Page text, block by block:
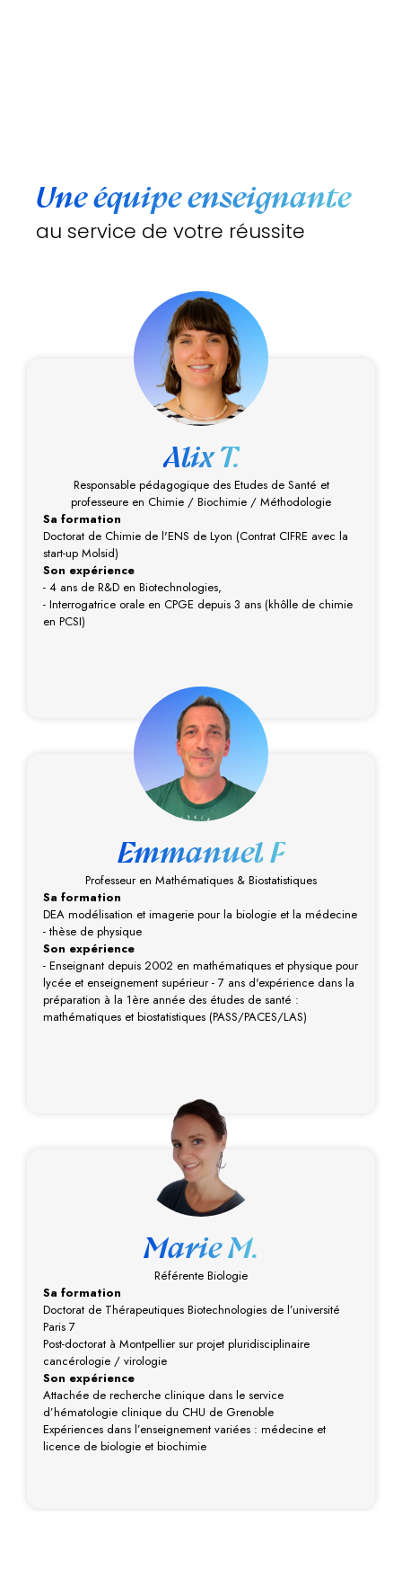
Une équipe enseignante
au service de votre réussite
Alix T.
Responsable pédagogique des Etudes de Santé et
professeure en Chimie / Biochimie / Méthodologie
Sa formation
Doctorat de Chimie de l'ENS de Lyon (Contrat CIFRE avec la
start-up Molsid)
Son expérience
- 4 ans de R&D en Biotechnologies,
- Interrogatrice orale en CPGE depuis 3 ans (khôlle de chimie
en PCSI)
Emmanuel F
Professeur en Mathématiques & Biostatistiques
Sa formation
DEA modélisation et imagerie pour la biologie et la médecine
- thèse de physique
Son expérience
- Enseignant depuis 2002 en mathématiques et physique pour
lycée et enseignement supérieur - 7 ans d'expérience dans la
préparation à la 1ère année des études de santé :
mathématiques et biostatistiques (PASS/PACES/LAS)
Marie M.
Référente Biologie
Sa formation
Doctorat de Thérapeutiques Biotechnologies de l’université
Paris 7
Post-doctorat à Montpellier sur projet pluridisciplinaire
cancérologie / virologie
Son expérience
Attachée de recherche clinique dans le service
d’hématologie clinique du CHU de Grenoble
Expériences dans l’enseignement variées : médecine et
licence de biologie et biochimie